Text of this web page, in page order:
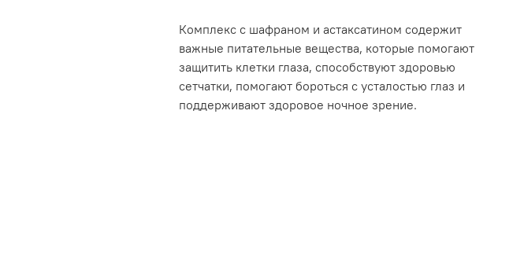
Комплекс с шафраном и астаксатином содержит
важные питательные вещества, которые помогают
защитить клетки глаза, способствуют здоровью
сетчатки, помогают бороться с усталостью глаз и
поддерживают здоровое ночное зрение.